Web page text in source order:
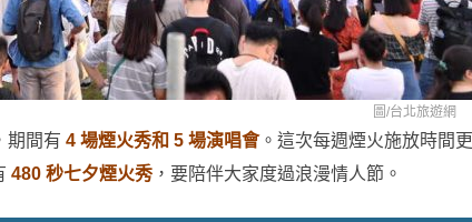
圖/台北旅遊網
期間有 4 場煙火秀和 5 場演唱會。這次每週煙火施放時間更
480 秒七夕煙火秀 ，要陪伴大家度過浪漫情人節。